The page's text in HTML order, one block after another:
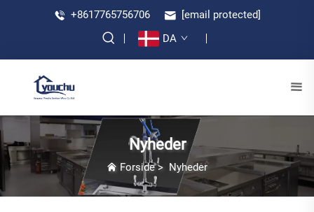
+8617765756706
[email protected]
DA
Nyheder
Forside> Nyheder